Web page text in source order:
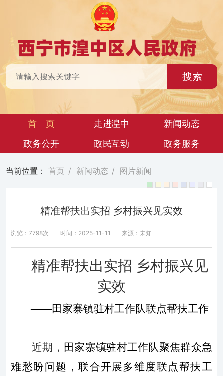
搜索
首 页 走进湟中
新闻动态
政务公开
政民互动 政务服务
当前位置： 首页 / 新闻动态 / 图片新闻
精准帮扶出实招 乡村振兴见实效
浏览：7798次 时间：2025-11-11 来源：未知
精准帮扶出实招 乡村振兴见
实效
——田家寨镇驻村工作队联点帮扶工作
近期， 田家寨镇驻村工作队聚焦群众急
难愁盼问题，联合开展多维度联点帮扶工